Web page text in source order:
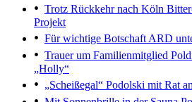
Trotz Rückkehr nach Köln
Projekt
Für wichtige Botschaft ARD
Trauer um Familienmitglied
„Holly“
„Scheißegal“ Podolski mit Rat